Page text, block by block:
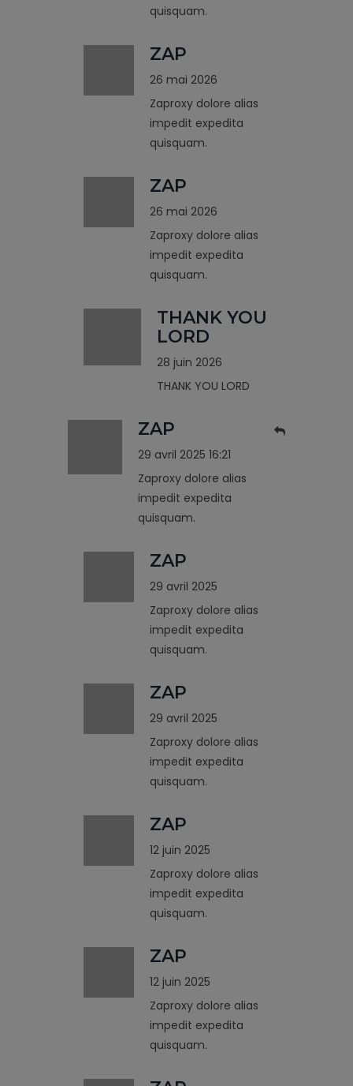
quisquam.
ZAP
26 mai 2026
Zaproxy dolore alias
impedit expedita
quisquam.
ZAP
26 mai 2026
Zaproxy dolore alias
impedit expedita
quisquam.
THANK YOU
LORD
28 juin 2026
THANK YOU LORD
ZAP
29 avril 2025 16:21
Zaproxy dolore alias
impedit expedita
quisquam.
ZAP
29 avril 2025
Zaproxy dolore alias
impedit expedita
quisquam.
ZAP
29 avril 2025
Zaproxy dolore alias
impedit expedita
quisquam.
ZAP
12 juin 2025
Zaproxy dolore alias
impedit expedita
quisquam.
ZAP
12 juin 2025
Zaproxy dolore alias
impedit expedita
quisquam.